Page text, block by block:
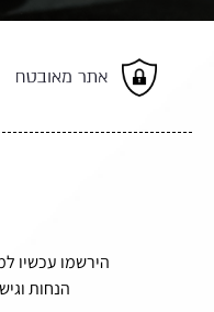
הירשמו עכשיו
הנחות